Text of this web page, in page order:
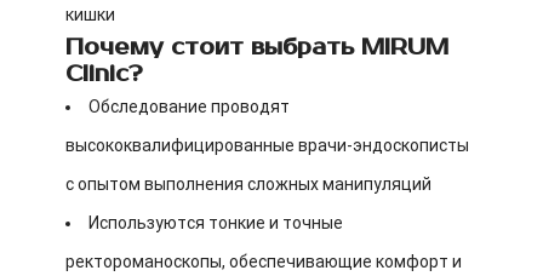
кишки
Почему стоит выбрать MIRUM
Clinic?
Обследование проводят
высококвалифицированные врачи-эндоскописты
с опытом выполнения сложных манипуляций
Используются тонкие и точные
ректороманоскопы, обеспечивающие комфорт и